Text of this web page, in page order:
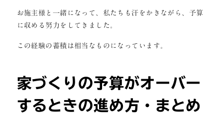
お施主様と一緒になって、私たちも汗をかきながら、予算
に収める努力をしてきました。
この経験の蓄積は相当なものになっています。
家づくりの予算がオーバー
するときの進め方・まとめ